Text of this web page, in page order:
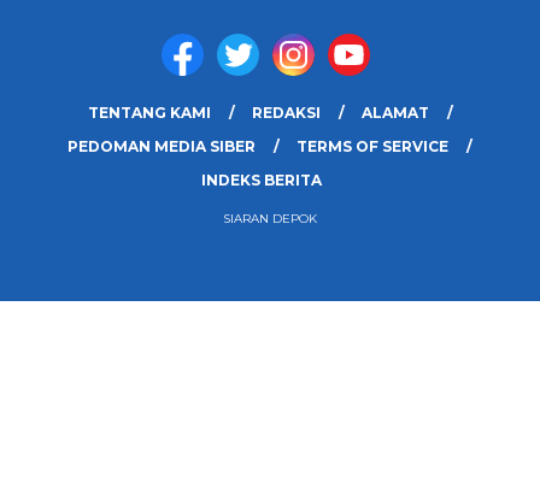
TENTANG KAMI REDAKSI
ALAMAT
PEDOMAN MEDIA SIBER
TERMS OF SERVICE
INDEKS BERITA
SIARAN DEPOK